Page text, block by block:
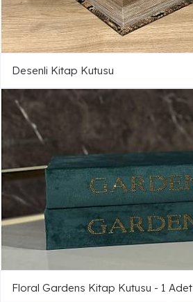
Desenli Kitap Kutusu
Floral Gardens Kitap Kutusu - 1 Adet